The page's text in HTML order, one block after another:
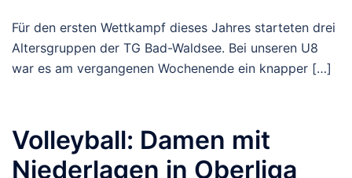
Für den ersten Wettkampf dieses Jahres starteten drei
Altersgruppen der TG Bad-Waldsee. Bei unseren U8
war es am vergangenen Wochenende ein knapper […]
Volleyball: Damen mit
Niederlagen in Oberliga